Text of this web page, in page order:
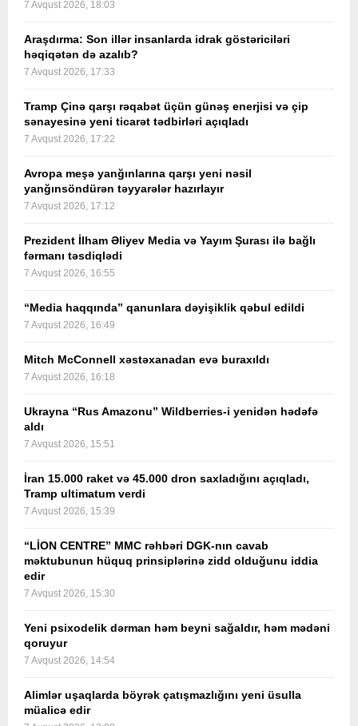
7 Avqust 2026, 18:03
Araşdırma: Son illər insanlarda idrak göstəriciləri
həqiqətən də azalıb?
7 Avqust 2026, 17:33
Tramp Çinə qarşı rəqabət üçün günəş enerjisi və çip
sənayesinə yeni ticarət tədbirləri açıqladı
7 Avqust 2026, 17:22
Avropa meşə yanğınlarına qarşı yeni nəsil
yanğınsöndürən təyyarələr hazırlayır
7 Avqust 2026, 17:12
Prezident İlham Əliyev Media və Yayım Şurası ilə bağlı
fərmanı təsdiqlədi
7 Avqust 2026, 16:55
“Media haqqında” qanunlara dəyişiklik qəbul edildi
7 Avqust 2026, 16:49
Mitch McConnell xəstəxanadan evə buraxıldı
7 Avqust 2026, 16:18
Ukrayna “Rus Amazonu” Wildberries-i yenidən hədəfə
aldı
7 Avqust 2026, 15:51
İran 15.000 raket və 45.000 dron saxladığını açıqladı,
Tramp ultimatum verdi
7 Avqust 2026, 15:39
“LİON CENTRE” MMC rəhbəri DGK-nın cavab
məktubunun hüquq prinsiplərinə zidd olduğunu iddia
edir
7 Avqust 2026, 15:30
Yeni psixodelik dərman həm beyni sağaldır, həm mədəni
qoruyur
7 Avqust 2026, 14:54
Alimlər uşaqlarda böyrək çatışmazlığını yeni üsulla
müalicə edir